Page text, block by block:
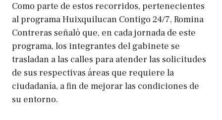
Como parte de estos recorridos, pertenecientes
al programa Huixquilucan Contigo 24/7, Romina
Contreras señaló que, en cada jornada de este
programa, los integrantes del gabinete se
trasladan a las calles para atender las solicitudes
de sus respectivas áreas que requiere la
ciudadanía, a fin de mejorar las condiciones de
su entorno.